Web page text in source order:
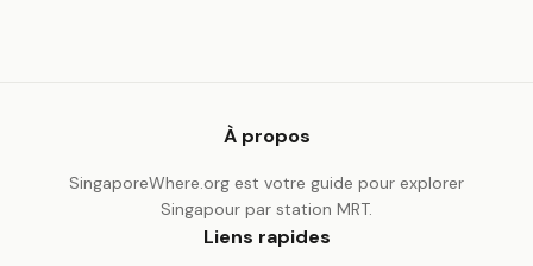
À propos
SingaporeWhere.org est votre guide pour explorer
Singapour par station MRT.
Liens rapides